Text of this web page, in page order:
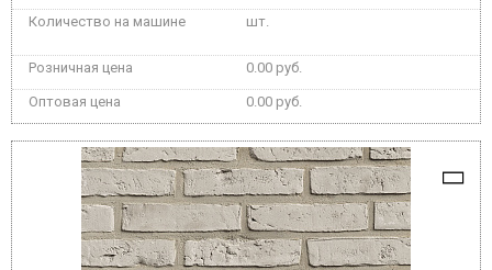
шт.
0.00 руб.
0.00 руб.